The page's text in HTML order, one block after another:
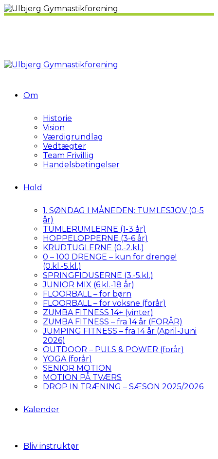
Om
Historie
Vision
Værdigrundlag
Vedtægter
Team Frivillig
Handelsbetingelser
Hold
1. SØNDAG I MÅNEDEN: TUMLESJOV (0-5
år)
TUMLERUMLERNE (1-3 år)
HOPPELOPPERNE (3-6 år)
KRUDTUGLERNE (0.-2.kl.)
0 – 100 DRENGE – kun for drenge!
(0.kl.-5.kl.)
SPRINGFIDUSERNE (3.-5.kl.)
JUNIOR MIX (6.kl.-18 år)
FLOORBALL – for børn
FLOORBALL – for voksne (forår)
ZUMBA FITNESS 14+ (vinter)
ZUMBA FITNESS – fra 14 år (FORÅR)
JUMPING FITNESS – fra 14 år (April-Juni
2026)
OUTDOOR – PULS & POWER (forår)
YOGA (forår)
SENIOR MOTION
MOTION PÅ TVÆRS
DROP IN TRÆNING – SÆSON 2025/2026
Kalender
Bliv instruktør